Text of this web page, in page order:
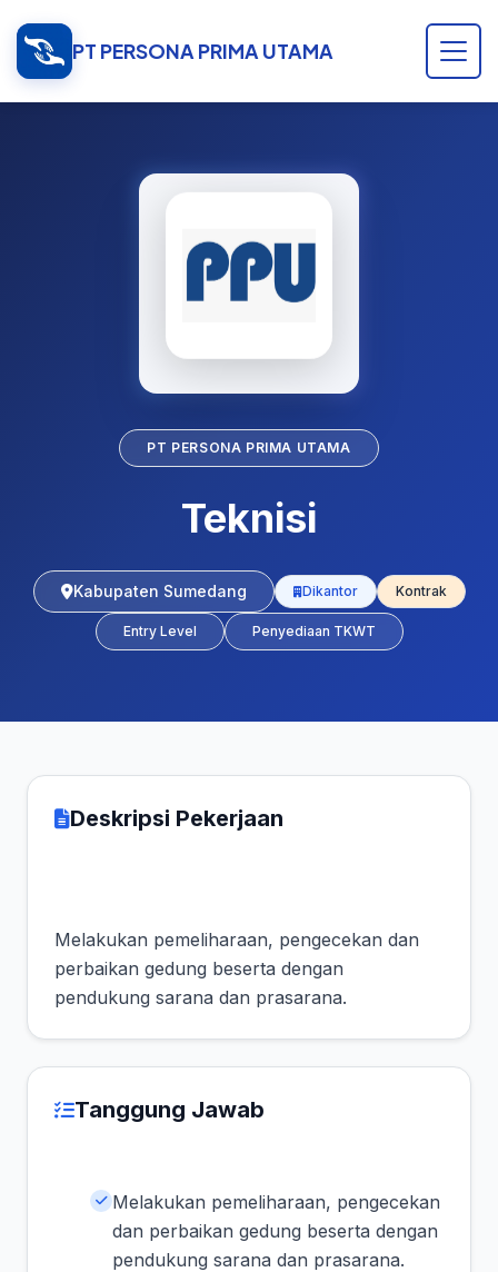
PT PERSONA PRIMA UTAMA
PT PERSONA PRIMA UTAMA
Teknisi
Kabupaten Sumedang Dikantor Kontrak
Entry Level Penyediaan TKWT
Deskripsi Pekerjaan
Melakukan pemeliharaan, pengecekan dan
perbaikan gedung beserta dengan
pendukung sarana dan prasarana.
Tanggung Jawab
Melakukan pemeliharaan, pengecekan
dan perbaikan gedung beserta dengan
pendukung sarana dan prasarana.